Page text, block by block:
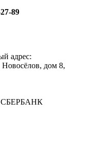
89
адрес:
Новосёлов, дом 8,